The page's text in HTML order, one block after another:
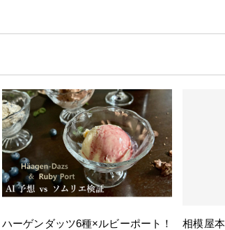
ハーゲンダッツ6種×ルビーポート！
相模屋